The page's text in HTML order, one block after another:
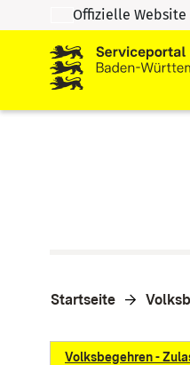
Zum Inhalt springen
Zur Suche springen
Offizielle
Startseite
Volksbegehren -